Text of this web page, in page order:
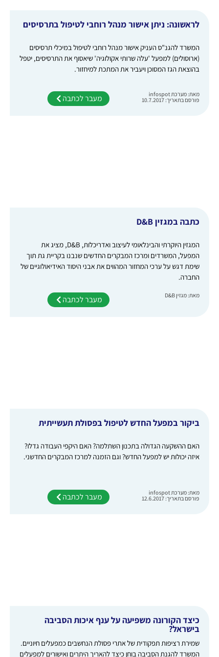
לראשונה: ניתן אישור מנהל רוחבי לטיפול בתרסיסים
המשרד להגנ"ס העניק אישור מנהל רוחבי לטיפול במיכלי תרסיסים
(ארוסולים) למפעל 'עלה שרותי אקולוגיה' שיאסוף את התרסיסים, יטפל
בהוצאת הגז המסוכן ויעביר את המתכת למיחזור.
מאת: מערכת infospot
פורסם בתאריך: 10.7.2017
מעבר לכתבה
כתבה במגזין D&B
המגזין היוקרתי והבינלאומי לעיצוב ואדריכלות, D&B, מציג את
המפעל, המשרדים ומרכז המבקרים החדשים שנבנו בקריית גת תוך
שימת דגש על ערכי המחזור המהווים את אבני היסוד האידיאולוגיים של
החברה.
מאת: מגזין D&B מעבר לכתבה
ביקור במפעל החדש לטיפול בפסולת תעשייתית
האם ההשקעה הגדולה בתכנון השתלמה? האם היקפי העבודה גדלו?
איזה יכולות יש למפעל החדש? וגם הזמנה למרכז המבקרים החדשני.
מאת: מערכת infospot
פורסם בתאריך: 12.6.2017
מעבר לכתבה
כיצד הקורונה משפיעה על ענף איכות הסביבה
בישראל?
שמירת רציפות תפקודית של אתרי פסולת הנחשבים כמפעלים חיוניים.
המשרד להגנת הסביבה בוחן כיצד להאריך היתרים ואישורים למפעלים